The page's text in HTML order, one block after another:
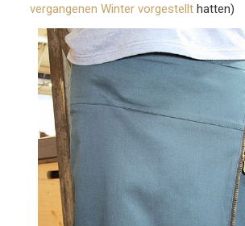
vergangenen Winter vorgestellt hatten)